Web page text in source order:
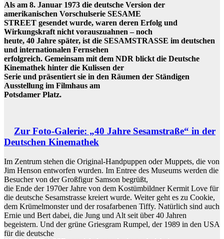
Als am 8. Januar 1973 die deutsche Version der
amerikanischen Vorschulserie SESAME
STREET gesendet wurde, waren deren Erfolg und
Wirkungskraft nicht vorauszuahnen – noch
heute, 40 Jahre später, ist die SESAMSTRASSE im deutschen
und internationalen Fernsehen
erfolgreich. Gemeinsam mit dem NDR blickt die Deutsche
Kinemathek hinter die Kulissen der
Serie und präsentiert sie in den Räumen der Ständigen
Ausstellung im Filmhaus am
Potsdamer Platz.
Zur Foto-Galerie: „40 Jahre Sesamstraße“ in der
Deutschen Kinemathek
Im Zentrum stehen die Original-Handpuppen oder Muppets, die von
Jim Henson entworfen wurden. Im Entree des Museums werden die
Besucher von der Großfigur Samson begrüßt,
die Ende der 1970er Jahre von dem Kostümbildner Kermit Love für
die deutsche Sesamstrasse kreiert wurde. Weiter geht es zu Cookie,
dem Krümelmonster und der rosafarbenen Tiffy. Natürlich sind auch
Ernie und Bert dabei, die Jung und Alt seit über 40 Jahren
begeistern. Und der grüne Griesgram Rumpel, der 1989 in den USA
für die deutsche